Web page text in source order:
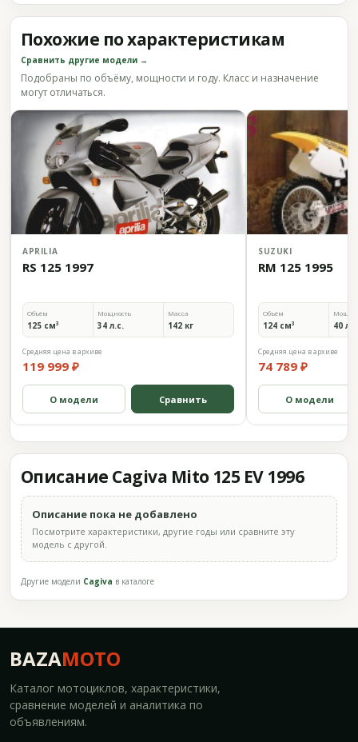
Похожие по характеристикам
Сравнить другие модели →
Подобраны по объёму, мощности и году. Класс и назначение
могут отличаться.
APRILIA
RS 125 1997
Объём
125 см³
Мощность
34 л.с.
Масса
142 кг
Средняя цена в архиве
119 999 ₽
О модели Сравнить
SUZUKI
RM 125 1995
Объём
124 см³ 40
Средняя цена в архиве
74 789 ₽
О модели
Описание Cagiva Mito 125 EV 1996
Описание пока не добавлено
Посмотрите характеристики, другие годы или сравните эту
модель с другой.
Другие модели Cagiva в каталоге
BAZAMOTO
Каталог мотоциклов, характеристики,
сравнение моделей и аналитика по
объявлениям.